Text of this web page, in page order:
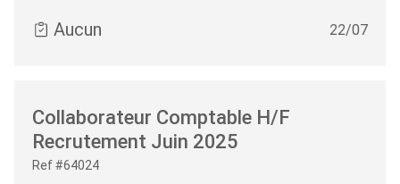
Aucun
22/07
Collaborateur Comptable H/F
Recrutement Juin 2025
Ref #64024